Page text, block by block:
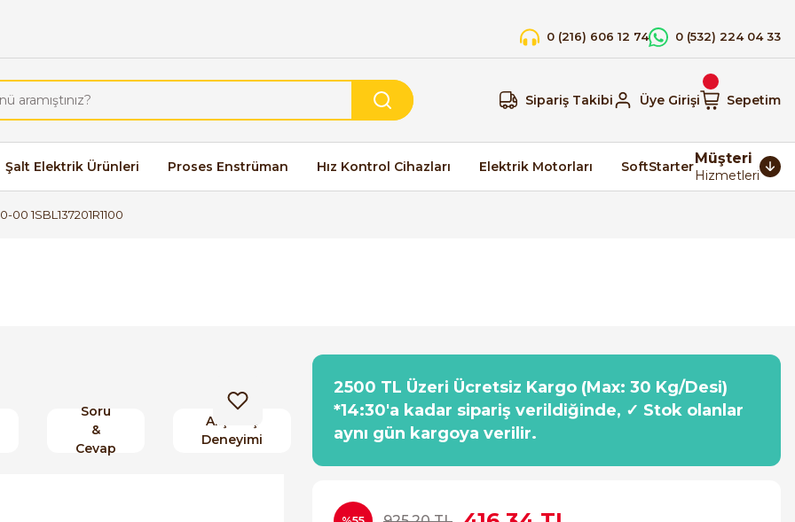
0 (216) 606 12 74 0 (532) 224 04 33
Sipariş Takibi Üye Girişi Sepetim
Şalt Elektrik Ürünleri Proses Enstrüman Hız Kontrol Cihazları Elektrik Motorları SoftStarterMüşteri
Hizmetleri
00 1SBL137201R1100
Soru
&
Cevap
Alışveriş
Deneyimi
2500 TL Üzeri Ücretsiz Kargo (Max: 30 Kg/Desi)
*14:30'a kadar sipariş verildiğinde, ✓ Stok olanlar
aynı gün kargoya verilir.